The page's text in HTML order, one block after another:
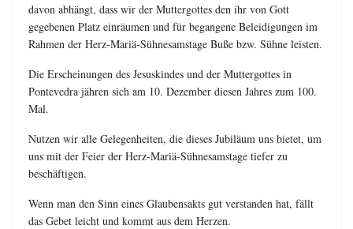
davon abhängt, dass wir der Muttergottes den ihr von Gott
gegebenen Platz einräumen und für begangene Beleidigungen im
Rahmen der Herz-Mariä-Sühnesamstage Buße bzw. Sühne leisten.
Die Erscheinungen des Jesuskindes und der Muttergottes in
Pontevedra jähren sich am 10. Dezember diesen Jahres zum 100.
Mal.
Nutzen wir alle Gelegenheiten, die dieses Jubiläum uns bietet, um
uns mit der Feier der Herz-Mariä-Sühnesamstage tiefer zu
beschäftigen.
Wenn man den Sinn eines Glaubensakts gut verstanden hat, fällt
das Gebet leicht und kommt aus dem Herzen.